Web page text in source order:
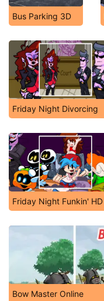
Bus Parking 3D
Friday Night Divorcing
Friday Night Funkin' HD
Bow Master Online